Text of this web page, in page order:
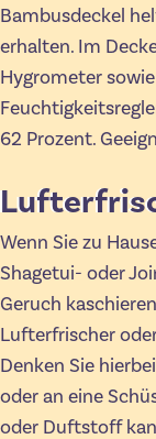
Bambusdeckel
erhalten. Im
Hygrometer
62 Prozent.
Wenn Sie zu
Shagetui- oder
Geruch
Lufterfrischer
Denken Sie
oder an eine
oder Duftstoff